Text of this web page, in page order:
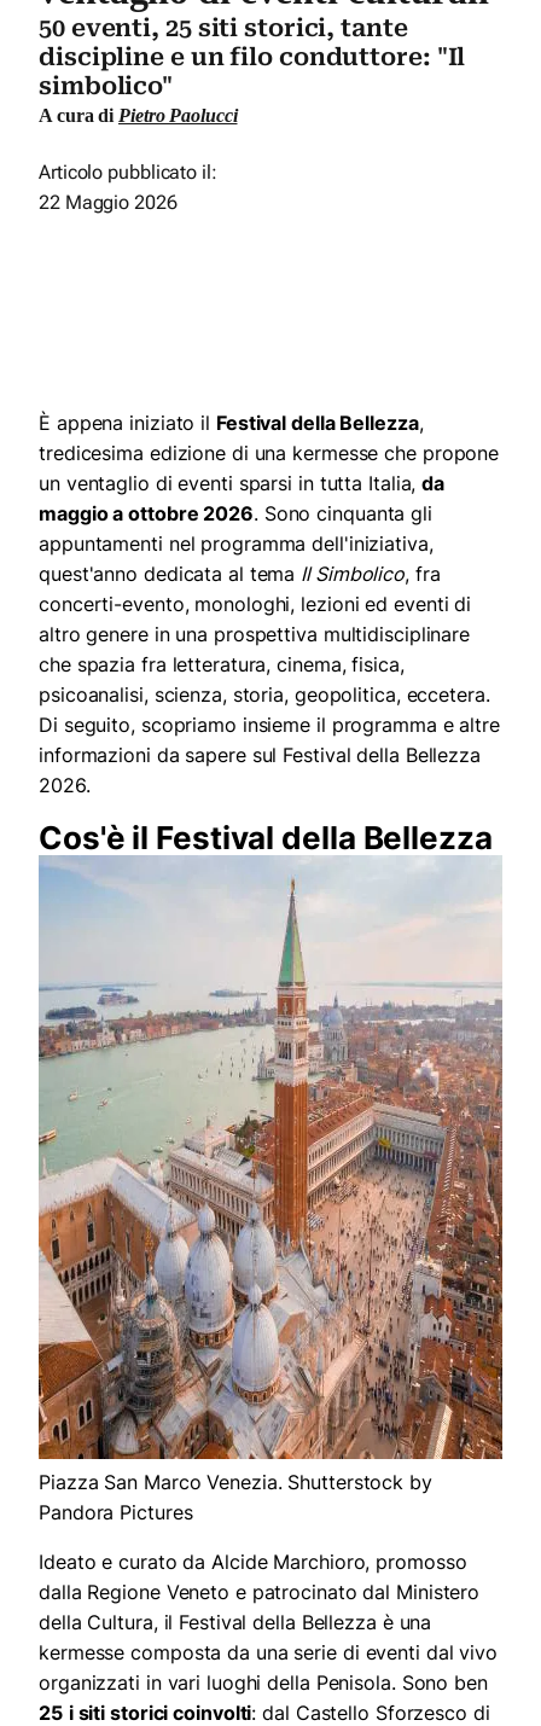
50 eventi, 25 siti storici, tante
discipline e un filo conduttore: "Il
simbolico"
A cura di Pietro Paolucci
Articolo pubblicato il:
22 Maggio 2026
È appena iniziato il Festival della Bellezza,
tredicesima edizione di una kermesse che propone
un ventaglio di eventi sparsi in tutta Italia,da
maggio a ottobre 2026. Sono cinquanta gli
appuntamenti nel programma dell'iniziativa,
quest'anno dedicata al tema Il Simbolico, fra
concerti-evento, monologhi, lezioni ed eventi di
altro genere in una prospettiva multidisciplinare
che spazia fra letteratura, cinema, fisica,
psicoanalisi, scienza, storia, geopolitica, eccetera.
Di seguito, scopriamo insieme il programma e altre
informazioni da sapere sul Festival della Bellezza
2026.
Cos'è il Festival della Bellezza
Piazza San Marco Venezia. Shutterstock by
Pandora Pictures
Ideato e curato da Alcide Marchioro, promosso
dalla Regione Veneto e patrocinato dal Ministero
della Cultura, il Festival della Bellezza è una
kermesse composta da una serie di eventi dal vivo
organizzati in vari luoghi della Penisola. Sono ben
25 i siti storici coinvolti: dal Castello Sforzesco di